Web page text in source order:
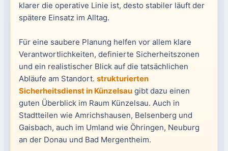
klarer die operative Linie ist, desto stabiler läuft der
spätere Einsatz im Alltag.
Für eine saubere Planung helfen vor allem klare
Verantwortlichkeiten, definierte Sicherheitszonen
und ein realistischer Blick auf die tatsächlichen
Abläufe am Standort. strukturierten
Sicherheitsdienst in Künzelsaugibt dazu einen
guten Überblick im Raum Künzelsau. Auch in
Stadtteilen wie Amrichshausen, Belsenberg und
Gaisbach, auch im Umland wie Öhringen, Neuburg
an der Donau und Bad Mergentheim.